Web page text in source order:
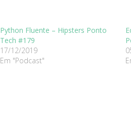
Python Fluente – Hipsters Ponto
Tech #179
17/12/2019
Em "Podcast"